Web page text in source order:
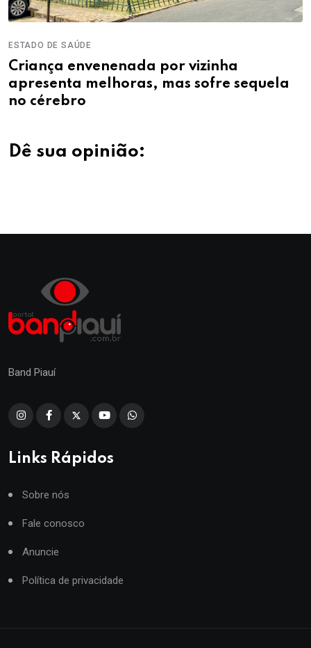
ESTADO DE SAÚDE
Criança envenenada por vizinha
apresenta melhoras, mas sofre sequela
no cérebro
Dê sua opinião:
Band Piauí
Links Rápidos
Sobre nós
Fale conosco
Anuncie
Política de privacidade